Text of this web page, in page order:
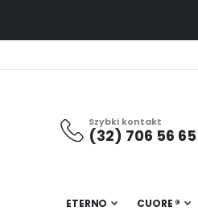
Szybki kontakt
(32) 706 56 65
ETERNO CUORE ®